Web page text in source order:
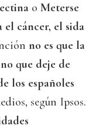
o Meterse
cáncer, el sida
no es que la
que deje de
los españoles
según Ipsos.